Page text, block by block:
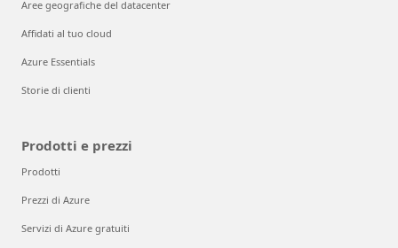
Aree geografiche del datacenter
Affidati al tuo cloud
Azure Essentials
Storie di clienti
Prodotti e prezzi
Prodotti
Prezzi di Azure
Servizi di Azure gratuiti